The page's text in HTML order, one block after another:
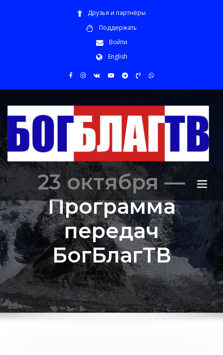
Друзья и партнёры
Поддержать
Войти
English
23 октября —
Программа
передач
БогБлагТВ